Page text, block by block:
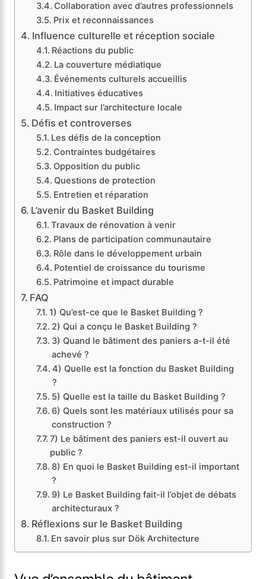
Collaboration avec d’autres professionnels
Prix et reconnaissances
Influence culturelle et réception sociale
Réactions du public
La couverture médiatique
Événements culturels accueillis
Initiatives éducatives
Impact sur l’architecture locale
Défis et controverses
Les défis de la conception
Contraintes budgétaires
Opposition du public
Questions de protection
Entretien et réparation
L’avenir du Basket Building
Travaux de rénovation à venir
Plans de participation communautaire
Rôle dans le développement urbain
Potentiel de croissance du tourisme
Patrimoine et impact durable
FAQ
1) Qu’est-ce que le Basket Building ?
2) Qui a conçu le Basket Building ?
3) Quand le bâtiment des paniers a-t-il été
achevé ?
4) Quelle est la fonction du Basket Building
?
5) Quelle est la taille du Basket Building ?
6) Quels sont les matériaux utilisés pour sa
construction ?
7) Le bâtiment des paniers est-il ouvert au
public ?
8) En quoi le Basket Building est-il important
?
9) Le Basket Building fait-il l’objet de débats
architecturaux ?
Réflexions sur le Basket Building
En savoir plus sur Dök Architecture